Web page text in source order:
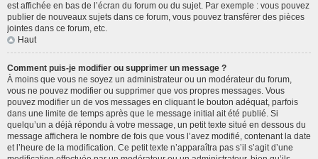
est affichée en bas de l’écran du forum ou du sujet. Par exemple : vous pouvez
publier de nouveaux sujets dans ce forum, vous pouvez transférer des pièces
jointes dans ce forum, etc.
Haut
Comment puis-je modifier ou supprimer un message ?
À moins que vous ne soyez un administrateur ou un modérateur du forum,
vous ne pouvez modifier ou supprimer que vos propres messages. Vous
pouvez modifier un de vos messages en cliquant le bouton adéquat, parfois
dans une limite de temps après que le message initial ait été publié. Si
quelqu’un a déjà répondu à votre message, un petit texte situé en dessous du
message affichera le nombre de fois que vous l’avez modifié, contenant la date
et l’heure de la modification. Ce petit texte n’apparaîtra pas s’il s’agit d’une